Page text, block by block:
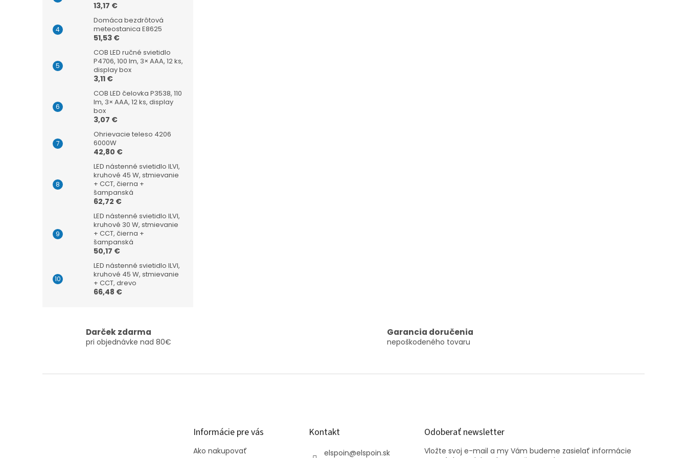
13,17 €
Domáca bezdrôtová
meteostanica E8625
51,53 €
COB LED ručné svietidlo
P4706, 100 lm, 3× AAA, 12 ks,
display box
3,11 €
COB LED čelovka P3538, 110
lm, 3× AAA, 12 ks, display
box
3,07 €
Ohrievacie teleso 4206
6000W
42,80 €
LED nástenné svietidlo ILVI,
kruhové 45 W, stmievanie
+ CCT, čierna +
šampanská
62,72 €
LED nástenné svietidlo ILVI,
kruhové 30 W, stmievanie
+ CCT, čierna +
šampanská
50,17 €
LED nástenné svietidlo ILVI,
kruhové 45 W, stmievanie
+ CCT, drevo
66,48 €
Darček zdarma
pri objednávke nad 80€
Garancia doručenia
nepoškodeného tovaru
Informácie pre vás
Ako nakupovať
Kontakt
elspoin@elspoin.sk
Odoberať newsletter
Vložte svoj e-mail a my Vám budeme zasielať informácie